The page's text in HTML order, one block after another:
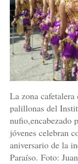
La zona
palillonas del
nufio,encabezado
jóvenes celebran
aniversario de la
Paraíso. Foto: